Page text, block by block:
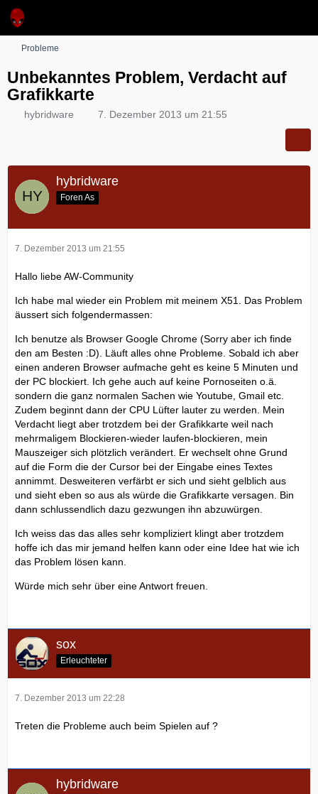
Probleme
Unbekanntes Problem, Verdacht auf
Grafikkarte
hybridware 7. Dezember 2013 um 21:55
hybridware
Foren As
7. Dezember 2013 um 21:55
Hallo liebe AW-Community
Ich habe mal wieder ein Problem mit meinem X51. Das Problem
äussert sich folgendermassen:
Ich benutze als Browser Google Chrome (Sorry aber ich finde
den am Besten :D). Läuft alles ohne Probleme. Sobald ich aber
einen anderen Browser aufmache geht es keine 5 Minuten und
der PC blockiert. Ich gehe auch auf keine Pornoseiten o.ä.
sondern die ganz normalen Sachen wie Youtube, Gmail etc.
Zudem beginnt dann der CPU Lüfter lauter zu werden. Mein
Verdacht liegt aber trotzdem bei der Grafikkarte weil nach
mehrmaligem Blockieren-wieder laufen-blockieren, mein
Mauszeiger sich plötzlich verändert. Er wechselt ohne Grund
auf die Form die der Cursor bei der Eingabe eines Textes
annimmt. Desweiteren verfärbt er sich und sieht gelblich aus
und sieht eben so aus als würde die Grafikkarte versagen. Bin
dann schlussendlich dazu gezwungen ihn abzuwürgen.
Ich weiss das das alles sehr kompliziert klingt aber trotzdem
hoffe ich das mir jemand helfen kann oder eine Idee hat wie ich
das Problem lösen kann.
Würde mich sehr über eine Antwort freuen.
sox
Erleuchteter
7. Dezember 2013 um 22:28
Treten die Probleme auch beim Spielen auf ?
hybridware